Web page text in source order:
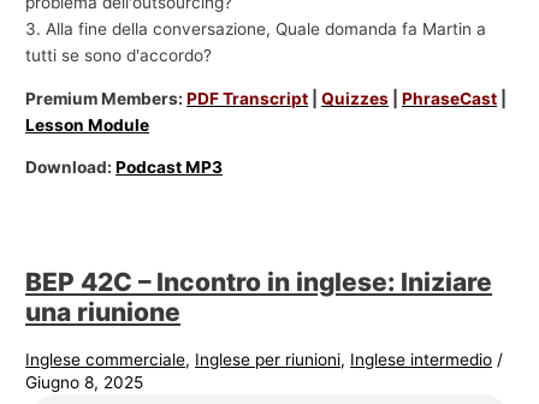
3. Alla fine della conversazione, Quale domanda fa Martin a
tutti se sono d'accordo?
Premium Members:PDF Transcript |Quizzes |PhraseCast
Lesson Module
Download:Podcast MP3
BEP 42C – Incontro in inglese: Iniziare
una riunione
Inglese commerciale, Inglese per riunioni, Inglese intermedio /
Giugno 8, 2025